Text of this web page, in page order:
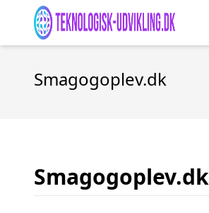
Smagogoplev.dk
Smagogoplev.dk